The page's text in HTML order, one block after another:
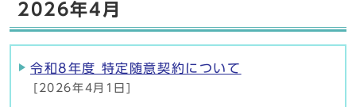
2026年4月
令和8年度 特定随意契約について
[2026年4月1日]